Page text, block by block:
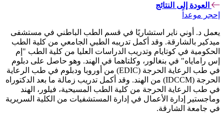
العودة إلى النتائج
إحجر موعداً
يعمل د. أوني ناير استشاريًا في قسم الطب الباطني في مستشفى
ميدكير بالشارقة. وقد أكمل تدريبه الطبي الجامعي من كلية الطب
الحكومية في كوتايام وتدريب الدراسات العليا من كلية الطب "إم
إس راماياه" في بنغالور، وكلتاهما في الهند. وهو حاصل على دبلوم
في طب الرعاية الحرجة (EDIC) من أوروبا ودبلوم في طب الرعاية
الحرجة (IDCCM) من الهند. وقد أكمل تدريب زمالة ما بعد الدكتوراه
في طب الرعاية الحرجة من كلية الطب المسيحية، فيلور، الهند
وماجستير إدارة الأعمال في إدارة المستشفيات من الكلية السريرية
في جامعة الشارقة.